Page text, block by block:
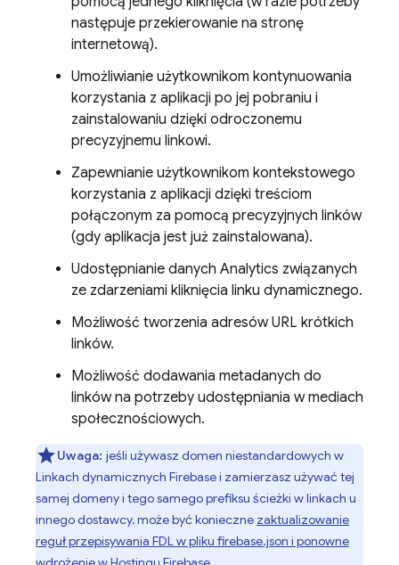
następuje przekierowanie na stronę
internetową).
Umożliwianie użytkownikom kontynuowania
korzystania z aplikacji po jej pobraniu i
zainstalowaniu dzięki odroczonemu
precyzyjnemu linkowi.
Zapewnianie użytkownikom kontekstowego
korzystania z aplikacji dzięki treściom
połączonym za pomocą precyzyjnych linków
(gdy aplikacja jest już zainstalowana).
Udostępnianie danych Analytics związanych
ze zdarzeniami kliknięcia linku dynamicznego.
Możliwość tworzenia adresów URL krótkich
linków.
Możliwość dodawania metadanych do
linków na potrzeby udostępniania w mediach
społecznościowych.
Uwaga: jeśli używasz domen niestandardowych w
Linkach dynamicznych Firebase i zamierzasz używać tej
samej domeny i tego samego prefiksu ścieżki w linkach u
innego dostawcy, może być konieczne zaktualizowanie
reguł przepisywania FDL w pliku firebase.json i ponowne